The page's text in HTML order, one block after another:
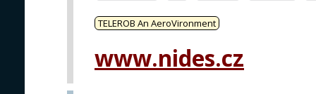
TELEROB An AeroVironment
www.nides.cz